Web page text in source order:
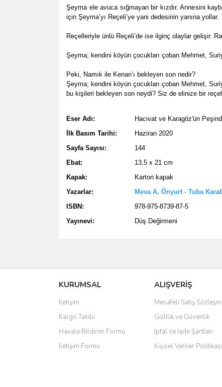
Şeyma ele avuca sığmayan bir kızdır. Annesini
için Şeyma’yı Reçeli’ye yani dedesinin yanına yollar.
Reçelleriyle ünlü Reçeli’de ise ilginç olaylar gelişir.
Şeyma; kendini köyün çocukları çoban Mehmet,
Peki, Namık ile Kenan’ı bekleyen son nedir?
Şeyma; kendini köyün çocukları çoban Mehmet,
bu kişileri bekleyen son neydi? Siz de elinize bir
Eser Adı:
Hacivat ve Karagöz'ün
İlk Basım Tarihi:
Haziran 2020
Sayfa Sayısı:
144
Ebat:
13,5 x 21 cm
Kapak:
Karton kapak
Yazarlar:
Meva A. Önyurt - Tuba
ISBN:
978-975-8739-87-5
Yayınevi:
Düş Değirmeni
Ürün resmi kalitesiz, bozuk veya
Ürün açıklamasında eksik bilgiler bulunuyor.
Ürün bilgilerinde hatalar bulunuyor.
Ürün fiyatı diğer sitelerden daha pahalı.
Bu ürüne benzer farklı alternatifler olmalı.
KURUMSAL
İletişim
Kargo Takibi
Havale Bildirim Formu
İletişim Formu
ALIŞVERİŞ
Mesafeli Satış
Gizlilik ve Güvenlik
İptal ve İade Şartları
Kişisel Veriler Politikası